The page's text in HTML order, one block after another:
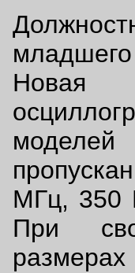
МГц, 350
При